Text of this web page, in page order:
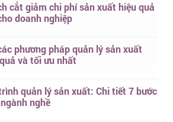
cắt giảm chi phí sản xuất hiệu quả
doanh nghiệp
phương pháp quản lý sản xuất
và tối ưu nhất
quản lý sản xuất: Chi tiết 7 bước
nghề